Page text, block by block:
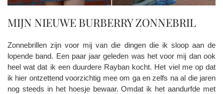
MIJN NIEUWE BURBERRY ZONNEBRIL
Zonnebrillen zijn voor mij van die dingen die ik sloop aan de
lopende band. Een paar jaar geleden was het voor mij dan ook
heel wat dat ik een duurdere Rayban kocht. Het viel me op dat
ik hier ontzettend voorzichtig mee om ga en zelfs na al die jaren
nog steeds in het hoesje bewaar. Omdat ik het aandurfde met